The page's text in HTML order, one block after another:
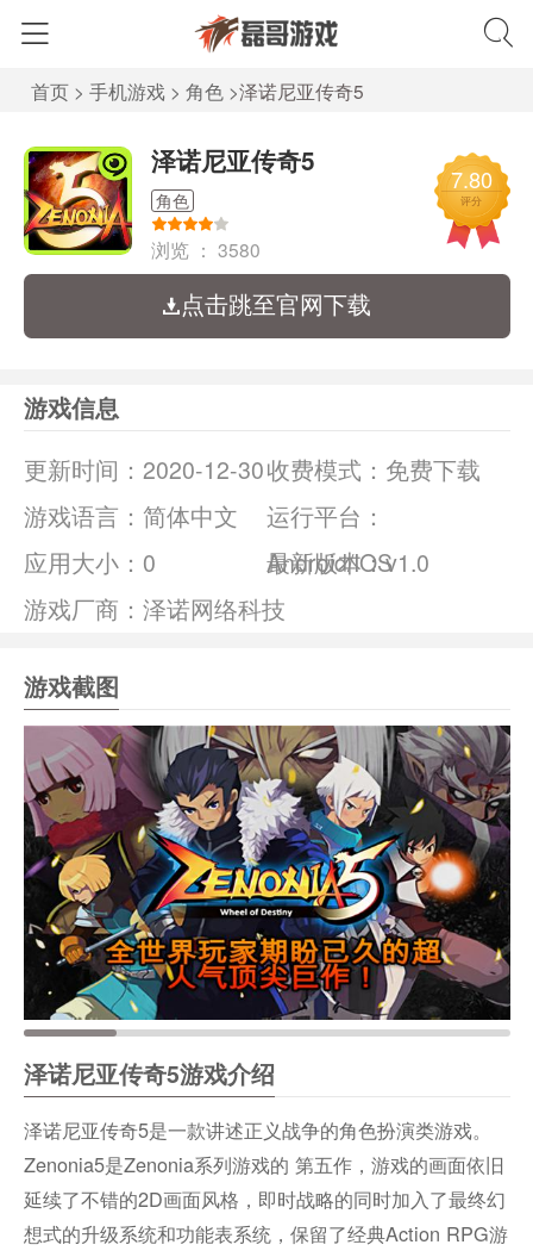
首页 > 手机游戏 > 角色 >泽诺尼亚传奇5
泽诺尼亚传奇5
角色
浏览 ： 3580
7.80
评分
点击跳至官网下载
游戏信息
更新时间： 2020-12-30收费模式： 免费下载
游戏语言： 简体中文
运行平台：
Android/IOS
应用大小： 0
最新版本：v1.0
游戏厂商：泽诺网络科技
游戏截图
泽诺尼亚传奇5游戏介绍
泽诺尼亚传奇5是一款讲述正义战争的角色扮演类游戏。
Zenonia5是Zenonia系列游戏的 第五作，游戏的画面依旧
延续了不错的2D画面风格，即时战略的同时加入了最终幻
想式的升级系统和功能表系统，保留了经典Action RPG游